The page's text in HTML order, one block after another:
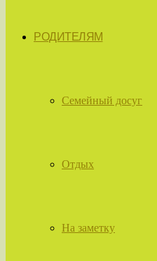
РОДИТЕЛЯМ
Семейный досуг
Отдых
На заметку